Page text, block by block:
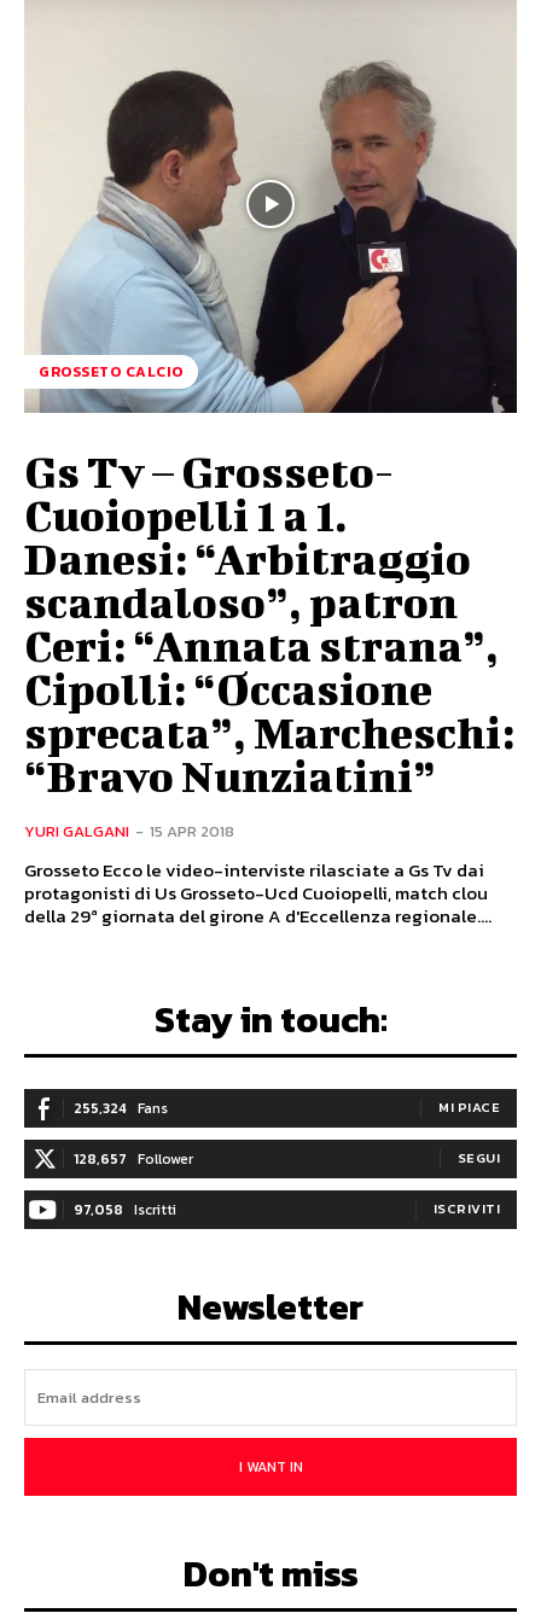
GROSSETO CALCIO
Gs Tv – Grosseto-
Cuoiopelli 1 a 1.
Danesi: “Arbitraggio
scandaloso”, patron
Ceri: “Annata strana”,
Cipolli: “Occasione
sprecata”, Marcheschi:
“Bravo Nunziatini”
YURI GALGANI - 15 APR 2018
Grosseto Ecco le video-interviste rilasciate a Gs Tv dai
protagonisti di Us Grosseto-Ucd Cuoiopelli, match clou
della 29ª giornata del girone A d'Eccellenza regionale....
Stay in touch:
255,324 Fans MI PIACE
128,657 Follower SEGUI
97,058 Iscritti ISCRIVITI
Newsletter
I WANT IN
Don't miss